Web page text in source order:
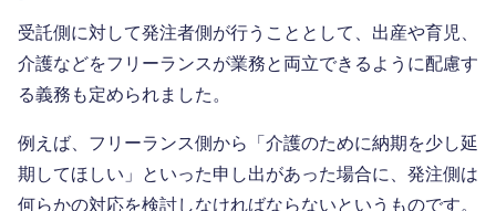
受託側に対して発注者側が行うこととして、出産や育児、
介護などをフリーランスが業務と両立できるように配慮す
る義務も定められました。
例えば、フリーランス側から「介護のために納期を少し延
期してほしい」といった申し出があった場合に、発注側は
何らかの対応を検討しなければならないというものです。